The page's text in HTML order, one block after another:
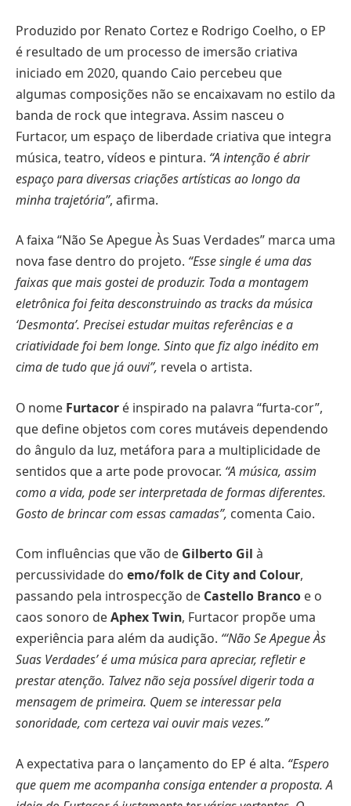
Produzido por Renato Cortez e Rodrigo Coelho, o EP
é resultado de um processo de imersão criativa
iniciado em 2020, quando Caio percebeu que
algumas composições não se encaixavam no estilo da
banda de rock que integrava. Assim nasceu o
Furtacor, um espaço de liberdade criativa que integra
música, teatro, vídeos e pintura. “A intenção é abrir
espaço para diversas criações artísticas ao longo da
minha trajetória”, afirma.
A faixa “Não Se Apegue Às Suas Verdades” marca uma
nova fase dentro do projeto. “Esse single é uma das
faixas que mais gostei de produzir. Toda a montagem
eletrônica foi feita desconstruindo as tracks da música
‘Desmonta’. Precisei estudar muitas referências e a
criatividade foi bem longe. Sinto que fiz algo inédito em
cima de tudo que já ouvi”, revela o artista.
O nome Furtacor é inspirado na palavra “furta-cor”,
que define objetos com cores mutáveis dependendo
do ângulo da luz, metáfora para a multiplicidade de
sentidos que a arte pode provocar. “A música, assim
como a vida, pode ser interpretada de formas diferentes.
Gosto de brincar com essas camadas”, comenta Caio.
Com influências que vão de Gilberto Gil à
percussividade do emo/folk de City and Colour,
passando pela introspecção de Castello Branco e o
caos sonoro deAphex Twin, Furtacor propõe uma
experiência para além da audição. “‘Não Se Apegue Às
Suas Verdades’ é uma música para apreciar, refletir e
prestar atenção. Talvez não seja possível digerir toda a
mensagem de primeira. Quem se interessar pela
sonoridade, com certeza vai ouvir mais vezes.”
A expectativa para o lançamento do EP é alta. “Espero
que quem me acompanha consiga entender a proposta. A